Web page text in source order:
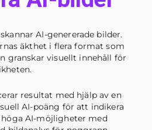
AI-genererade bilder.
äkthet i flera format som
granskar visuellt innehåll för
resultat med hjälp av en
AI-poäng för att indikera
AI-möjligheter med